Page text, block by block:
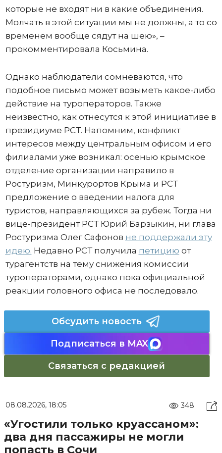
которые не входят ни в какие объединения.
Молчать в этой ситуации мы не должны, а то со
временем вообще сядут на шею», –
прокомментировала Косьмина.
Однако наблюдатели сомневаются, что
подобное письмо может возыметь какое-либо
действие на туроператоров. Также
неизвестно, как отнесутся к этой инициативе в
президиуме РСТ. Напомним, конфликт
интересов между центральным офисом и его
филиалами уже возникал: осенью крымское
отделение организации направило в
Ростуризм, Минкурортов Крыма и РСТ
предложение о введении налога для
туристов, направляющихся за рубеж. Тогда ни
вице-президент РСТ Юрий Барзыкин, ни глава
Ростуризма Олег Сафонов не поддержали эту
идею. Недавно РСТ получила петицию от
турагентств на тему снижения комиссии
туроператорами, однако пока официальной
реакции головного офиса не последовало.
Обсудить новость
Подписаться в MAX
Связаться с редакцией
08.08.2026, 18:05 348
«Угостили только круассаном»:
два дня пассажиры не могли
попасть в Сочи